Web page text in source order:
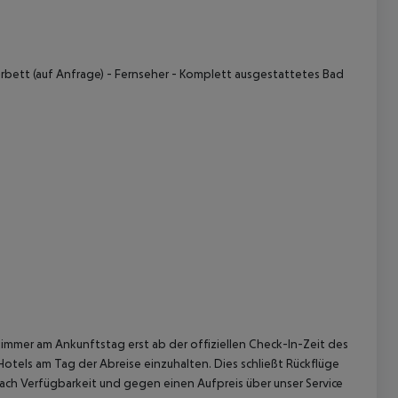
(auf Anfrage) - Fernseher - Komplett ausgestattetes Bad
am Ankunftstag erst ab der offiziellen Check-In-Zeit des
am Tag der Abreise einzuhalten. Dies schließt Rückflüge
Verfügbarkeit und gegen einen Aufpreis über unser Service